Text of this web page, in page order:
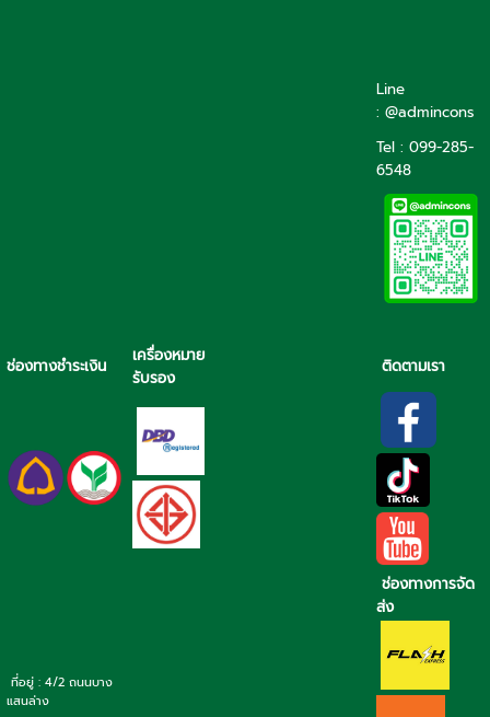
Line
: @admincons
Tel : 099-285-
6548
ช่องทางชำระเงิน
เครื่องหมาย
รับรอง
ติดตามเรา
ช่องทางการจัด
ส่ง
ที่อยู่ : 4/2 ถนนบาง
แสนล่าง